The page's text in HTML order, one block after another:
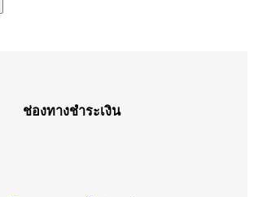
ช่องทางชำระเงิน